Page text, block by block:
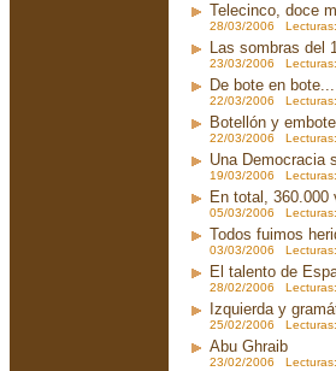
Telecinco, doce
28/03/2006
Las sombras del
23/03/2006 Lecturas:
De bote en
22/03/2006
Botellón y
22/03/2006
Una Democracia
19/03/2006
En total, 360.000
05/03/2006
Todos fuimos
03/03/2006
El talento de
28/02/2006
Izquierda y
25/02/2006
Abu Ghraib
23/02/2006